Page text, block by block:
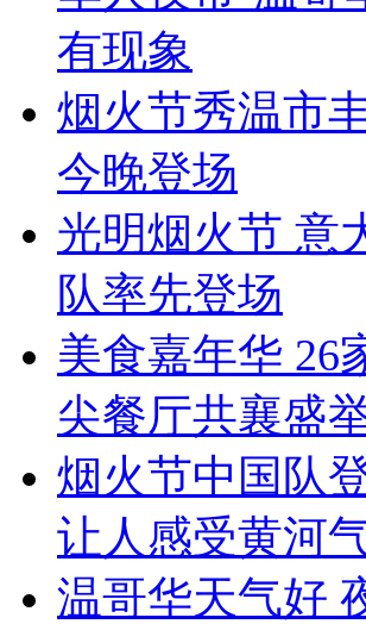
有现象
烟火节秀温市
今晚登场
光明烟火节 意
队率先登场
美食嘉年华 26
尖餐厅共襄盛
烟火节中国队
让人感受黄河
温哥华天气好